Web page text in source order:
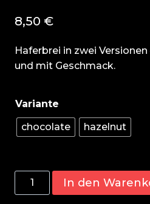
8,50 €
Haferbrei in zwei
und mit Geschmack.
chocolate hazelnut
BioTech
Instant
In den